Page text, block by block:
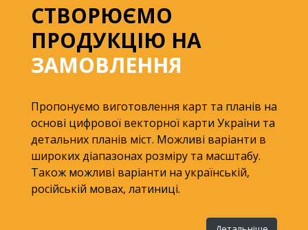
СТВОРЮЄМО
ПРОДУКЦІЮ НА
ЗАМОВЛЕННЯ
Пропонуємо виготовлення карт та планів на
основі цифрової векторної карти Украіни та
детальних планів міст. Можливі варіанти в
широких діапазонах розміру та масштабу.
Також можливі варіанти на українській,
російській мовах, латиниці.